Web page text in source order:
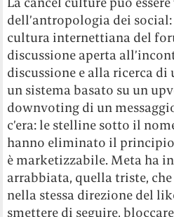
dell’antropologia dei
cultura internettiana del
discussione aperta
discussione e alla ricerca di
un sistema basato su un
downvoting di un
c’era: le stelline sotto il
hanno eliminato il
è marketizzabile. Meta ha
arrabbiata, quella triste,
nella stessa direzione del
smettere di seguire,